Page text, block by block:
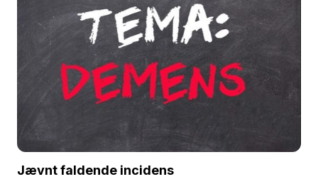
Jævnt faldende incidens